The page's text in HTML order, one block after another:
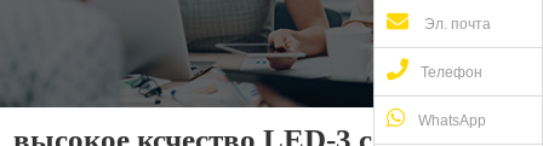
Эл. почта
Телефон
WhatsApp